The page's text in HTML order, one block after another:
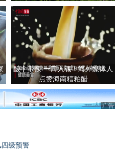
酸中带辣 一口入魂！海外媒体人
点赞海南糟粕醋
广告
级预警